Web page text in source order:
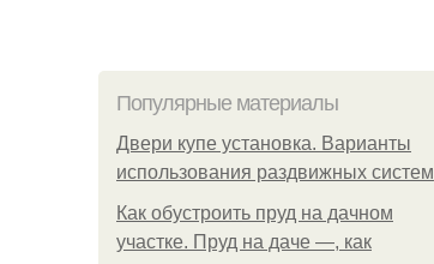
Популярные материалы
Двери купе установка. Варианты
использования раздвижных систем
Как обустроить пруд на дачном
участке. Пруд на даче —, как